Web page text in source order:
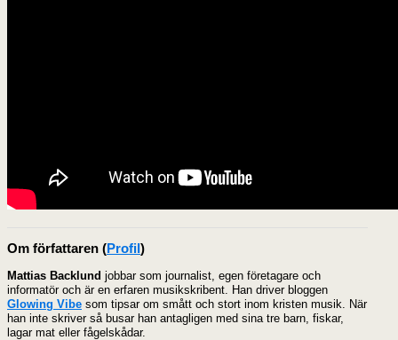
Om författaren (Profil)
Mattias Backlund jobbar som journalist, egen företagare och
informatör och är en erfaren musikskribent. Han driver bloggen
Glowing Vibe som tipsar om smått och stort inom kristen musik. När
han inte skriver så busar han antagligen med sina tre barn, fiskar,
lagar mat eller fågelskådar.